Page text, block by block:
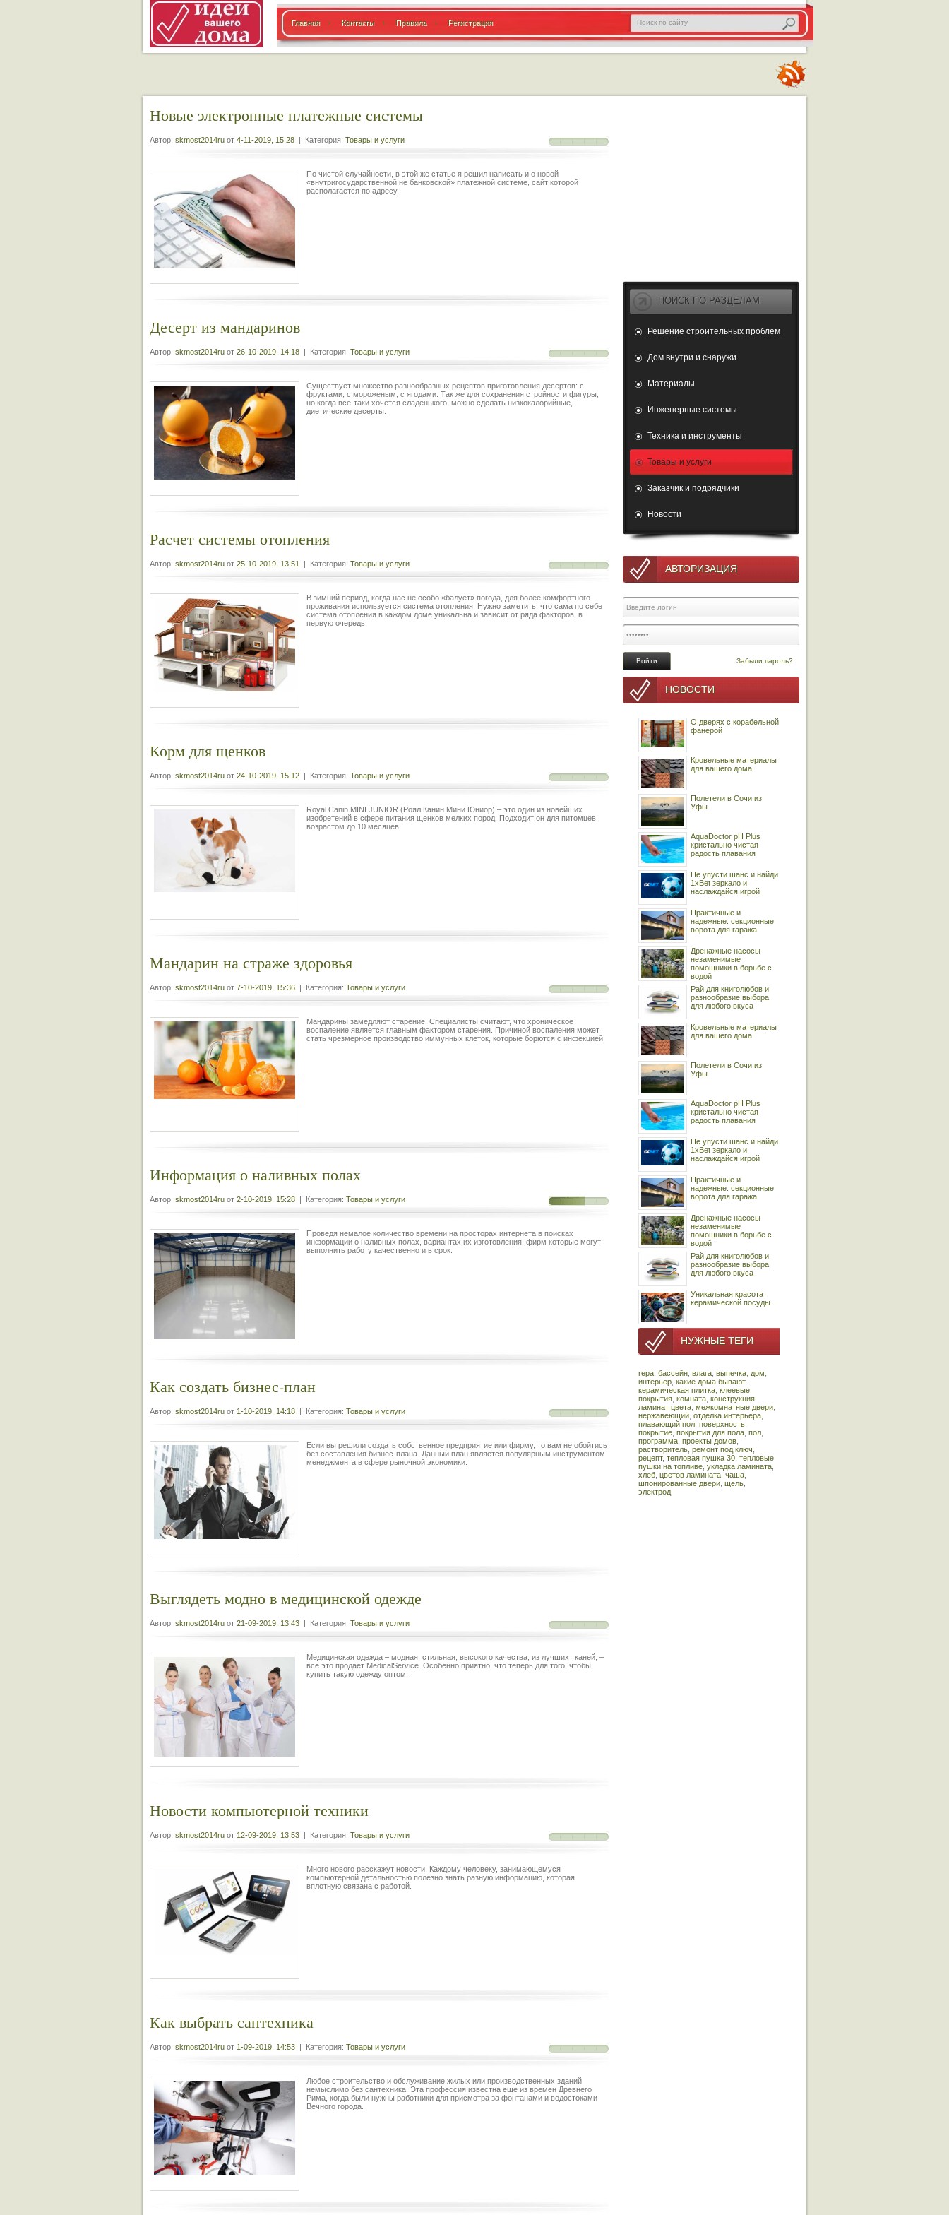
Главная Контакты Правила Регистрация
Новые электронные платежные системы
Автор: skmost2014ru от 4-11-2019, 15:28 | Категория: Товары и услуги
По чистой случайности, в этой же статье я решил написать и о новой
«внутригосударственной не банковской» платежной системе, сайт которой
располагается по адресу.
Десерт из мандаринов
Автор: skmost2014ru от 26-10-2019, 14:18 | Категория: Товары и услуги
Существует множество разнообразных рецептов приготовления десертов: с
фруктами, с мороженым, с ягодами. Так же для сохранения стройности фигуры,
но когда все-таки хочется сладенького, можно сделать низкокалорийные,
диетические десерты.
Расчет системы отопления
Автор: skmost2014ru от 25-10-2019, 13:51 | Категория: Товары и услуги
В зимний период, когда нас не особо «балует» погода, для более комфортного
проживания используется система отопления. Нужно заметить, что сама по себе
система отопления в каждом доме уникальна и зависит от ряда факторов, в
первую очередь.
Корм для щенков
Автор: skmost2014ru от 24-10-2019, 15:12 | Категория: Товары и услуги
Royal Canin MINI JUNIOR (Роял Канин Мини Юниор) – это один из новейших
изобретений в сфере питания щенков мелких пород. Подходит он для питомцев
возрастом до 10 месяцев.
Мандарин на страже здоровья
Автор: skmost2014ru от 7-10-2019, 15:36 | Категория: Товары и услуги
Мандарины замедляют старение. Специалисты считают, что хроническое
воспаление является главным фактором старения. Причиной воспаления может
стать чрезмерное производство иммунных клеток, которые борются с инфекцией.
Информация о наливных полах
Автор: skmost2014ru от 2-10-2019, 15:28 | Категория: Товары и услуги
Проведя немалое количество времени на просторах интернета в поисках
информации о наливных полах, вариантах их изготовления, фирм которые могут
выполнить работу качественно и в срок.
Как создать бизнес-план
Автор: skmost2014ru от 1-10-2019, 14:18 | Категория: Товары и услуги
Если вы решили создать собственное предприятие или фирму, то вам не обойтись
без составления бизнес-плана. Данный план является популярным инструментом
менеджмента в сфере рыночной экономики.
Выглядеть модно в медицинской одежде
Автор: skmost2014ru от 21-09-2019, 13:43 | Категория: Товары и услуги
Медицинская одежда – модная, стильная, высокого качества, из лучших тканей, –
все это продает MedicalService. Особенно приятно, что теперь для того, чтобы
купить такую одежду оптом.
Новости компьютерной техники
Автор: skmost2014ru от 12-09-2019, 13:53 | Категория: Товары и услуги
Много нового расскажут новости. Каждому человеку, занимающемуся
компьютерной детальностью полезно знать разную информацию, которая
вплотную связана с работой.
Как выбрать сантехника
Автор: skmost2014ru от 1-09-2019, 14:53 | Категория: Товары и услуги
Любое строительство и обслуживание жилых или производственных зданий
немыслимо без сантехника. Эта профессия известна еще из времен Древнего
Рима, когда были нужны работники для присмотра за фонтанами и водостоками
Вечного города.
ПОИСК ПО РАЗДЕЛАМ
Решение строительных проблем
Дом внутри и снаружи
Материалы
Инженерные системы
Техника и инструменты
Товары и услуги
Заказчик и подрядчики
Новости
АВТОРИЗАЦИЯ
Забыли пароль?
НОВОСТИ
О дверях с корабельной
фанерой
Кровельные материалы
для вашего дома
Полетели в Сочи из
Уфы
AquaDoctor pH Plus
кристально чистая
радость плавания
Не упусти шанс и найди
1xBet зеркало и
наслаждайся игрой
Практичные и
надежные: секционные
ворота для гаража
Дренажные насосы
незаменимые
помощники в борьбе с
водой
Рай для книголюбов и
разнообразие выбора
для любого вкуса
Кровельные материалы
для вашего дома
Полетели в Сочи из
Уфы
AquaDoctor pH Plus
кристально чистая
радость плавания
Не упусти шанс и найди
1xBet зеркало и
наслаждайся игрой
Практичные и
надежные: секционные
ворота для гаража
Дренажные насосы
незаменимые
помощники в борьбе с
водой
Рай для книголюбов и
разнообразие выбора
для любого вкуса
Уникальная красота
керамической посуды
НУЖНЫЕ ТЕГИ
repa бассейн влага выпечка дом
интерьер какие дома бывают,
керамическая плитка клеевые
покрытия комната конструкция
ламинат цвета межкомнатные двери
нержавеющий отделка интерьера
плавающий пол поверхность
покрытие покрытия для пола пол
программа проекты домов
растворитель ремонт под ключ
рецепт, тепловая пушка 30 тепловые
пушки на топливе укладка ламината
хлеб цветов ламината чаша
шпонированные двери щель
электрод